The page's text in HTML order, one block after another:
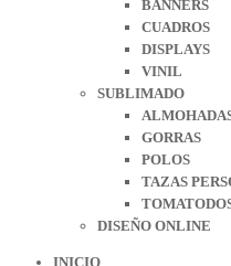
BANNERS
CUADROS
DISPLAYS
VINIL
SUBLIMADO
GORRAS
POLOS
TAZAS
DISEÑO ONLINE
INICIO